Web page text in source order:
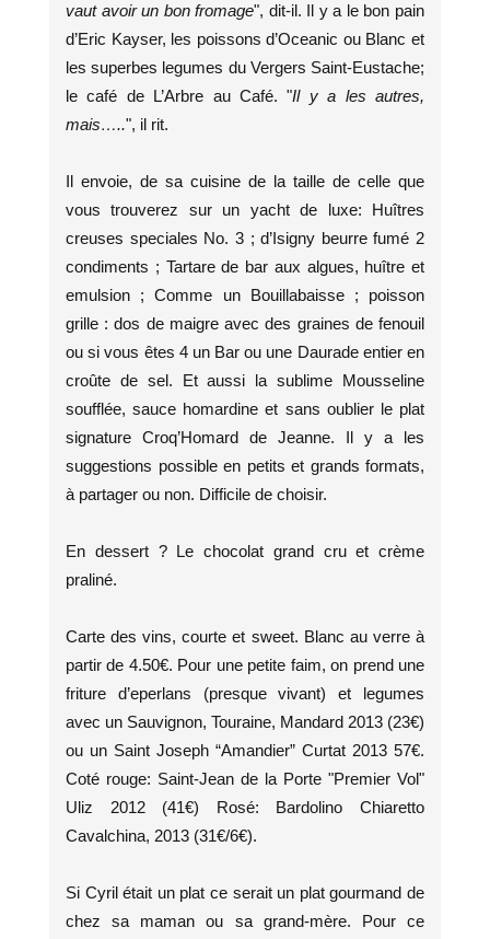
vaut avoir un bon fromage", dit-il. Il y a le bon pain
d’Eric Kayser, les poissons d’Oceanic ou Blanc et
les superbes legumes du Vergers Saint-Eustache;
le café de L’Arbre au Café. "Il y a les autres,
mais…..", il rit.
Il envoie, de sa cuisine de la taille de celle que
vous trouverez sur un yacht de luxe: Huîtres
creuses speciales No. 3 ; d’Isigny beurre fumé 2
condiments ; Tartare de bar aux algues, huître et
emulsion ; Comme un Bouillabaisse ; poisson
grille : dos de maigre avec des graines de fenouil
ou si vous êtes 4 un Bar ou une Daurade entier en
croûte de sel. Et aussi la sublime Mousseline
soufflée, sauce homardine et sans oublier le plat
signature Croq’Homard de Jeanne. Il y a les
suggestions possible en petits et grands formats,
à partager ou non. Difficile de choisir.
En dessert ? Le chocolat grand cru et crème
praliné.
Carte des vins, courte et sweet. Blanc au verre à
partir de 4.50€. Pour une petite faim, on prend une
friture d’eperlans (presque vivant) et legumes
avec un Sauvignon, Touraine, Mandard 2013 (23€)
ou un Saint Joseph “Amandier” Curtat 2013 57€.
Coté rouge: Saint-Jean de la Porte "Premier Vol"
Uliz 2012 (41€) Rosé: Bardolino Chiaretto
Cavalchina, 2013 (31€/6€).
Si Cyril était un plat ce serait un plat gourmand de
chez sa maman ou sa grand-mère. Pour ce